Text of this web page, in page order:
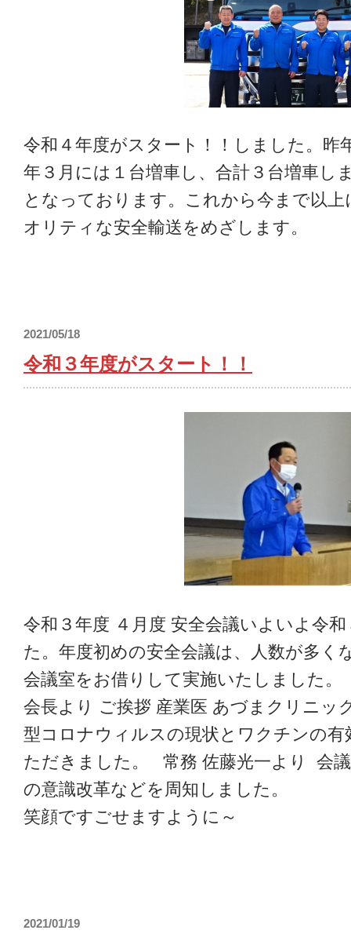
令和４年度がスタート！！しました。昨
年３月には１台増車し、合計３台増車し
となっております。これから今まで以
オリティな安全輸送をめざします。
2021/05/18
令和３年度がスタート！！
令和３年度 ４月度 安全会議いよいよ令
た。年度初めの安全会議は、人数が多く
会議室をお借りして実施いたしました
会長より ご挨拶 産業医 あづまクリニッ
型コロナウィルスの現状とワクチンの
ただきました。 常務 佐藤光一より 会
の意識改革などを周知しま
笑顔ですごせますように～
2021/01/19